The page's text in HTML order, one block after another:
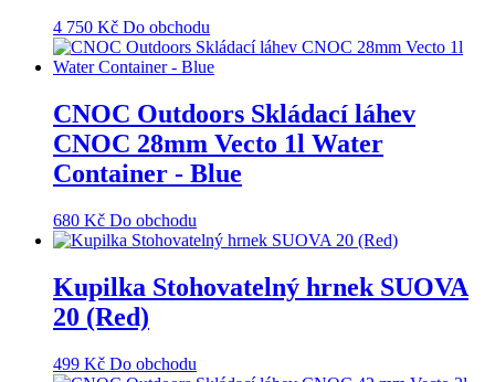
4 750 Kč Do obchodu
CNOC Outdoors Skládací láhev
CNOC 28mm Vecto 1l Water
Container - Blue
680 Kč Do obchodu
Kupilka Stohovatelný hrnek SUOVA
20 (Red)
499 Kč Do obchodu